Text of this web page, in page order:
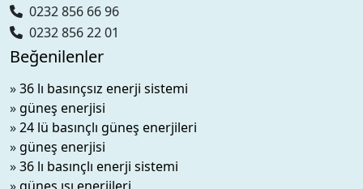
0232 856 66 96
0232 856 22 01
Beğenilenler
»36 lı basınçsız enerji sistemi
» güneş enerjisi
»24 lü basınçlı güneş enerjileri
» güneş enerjisi
»36 lı basınçlı enerji sistemi